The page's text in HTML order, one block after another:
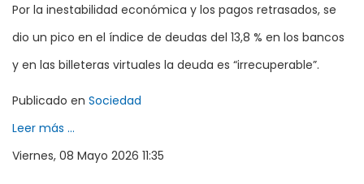
Por la inestabilidad económica y los pagos retrasados, se
dio un pico en el índice de deudas del 13,8 % en los bancos
y en las billeteras virtuales la deuda es “irrecuperable”.
Publicado en Sociedad
Leer más ...
Viernes, 08 Mayo 2026 11:35